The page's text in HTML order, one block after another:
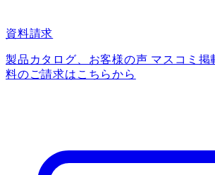
資料請求
製品カタログ、お客様の声 マスコミ掲
料のご請求はこちらから